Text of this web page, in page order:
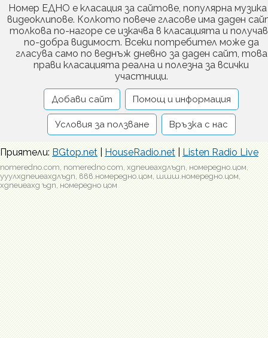
Номер ЕДНО е класация за сайтове, популярна музика
видеоклипове. Колкото повече гласове има даден
толкова по-нагоре се изкачва в класацията и
по-добра видимост. Всеки потребител може да
гласува само по веднъж дневно за даден сайт, това
прави класацията реална и полезна за всички
участници.
Добави сайт Помощ и информация
Условия за ползване Връзка с нас
Приятели:BGtop.net|HouseRadio.net|Listen Radio Live
nomeredno.com, nomeredno com, хдпеиеахдлъдп, номередно.цом,
ууулхдпеиеахдлъдп, ввв.номередно.цом, шшш.номередно.цом,
хдпеиеахд ъдп, номередно цом